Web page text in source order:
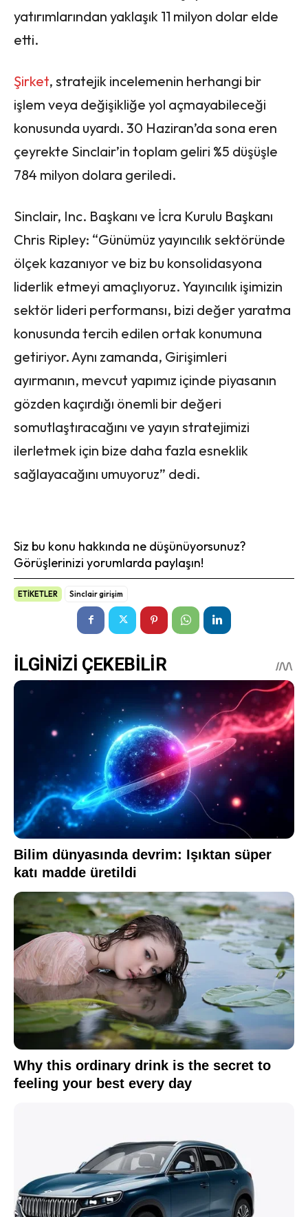
yatırımlarından yaklaşık 11 milyon dolar elde
etti.
Şirket, stratejik incelemenin herhangi bir
işlem veya değişikliğe yol açmayabileceği
konusunda uyardı. 30 Haziran’da sona eren
çeyrekte Sinclair’in toplam geliri %5 düşüşle
784 milyon dolara geriledi.
Sinclair, Inc. Başkanı ve İcra Kurulu Başkanı
Chris Ripley: “Günümüz yayıncılık sektöründe
ölçek kazanıyor ve biz bu konsolidasyona
liderlik etmeyi amaçlıyoruz. Yayıncılık işimizin
sektör lideri performansı, bizi değer yaratma
konusunda tercih edilen ortak konumuna
getiriyor. Aynı zamanda, Girişimleri
ayırmanın, mevcut yapımız içinde piyasanın
gözden kaçırdığı önemli bir değeri
somutlaştıracağını ve yayın stratejimizi
ilerletmek için bize daha fazla esneklik
sağlayacağını umuyoruz” dedi.
Siz bu konu hakkında ne düşünüyorsunuz?
Görüşlerinizi yorumlarda paylaşın!
ETİKETLER Sinclair girişim